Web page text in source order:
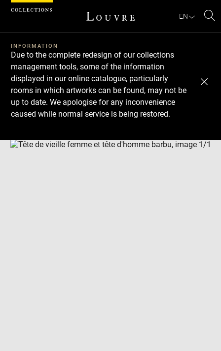
EN
INFORMATION
Due to the complete redesign of our collections
management tools, some of the information
displayed in our online catalogue, particularly
rooms in which artworks can be found, may not be
up to date. We apologise for any inconvenience
caused while normal service is being restored.
Download
Next
Previous
Cookies management panel